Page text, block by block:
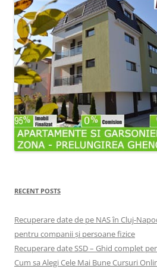
RECENT POSTS
Recuperare date de pe NAS în Cluj-
pentru companii și persoane fizice
Recuperare date SSD – Ghid complet
Cum sa Alegi Cele Mai Bune Cursuri